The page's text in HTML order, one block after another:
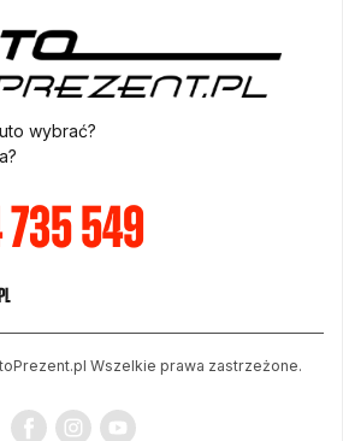
wybrać?
549
Wszelkie prawa zastrzeżone.